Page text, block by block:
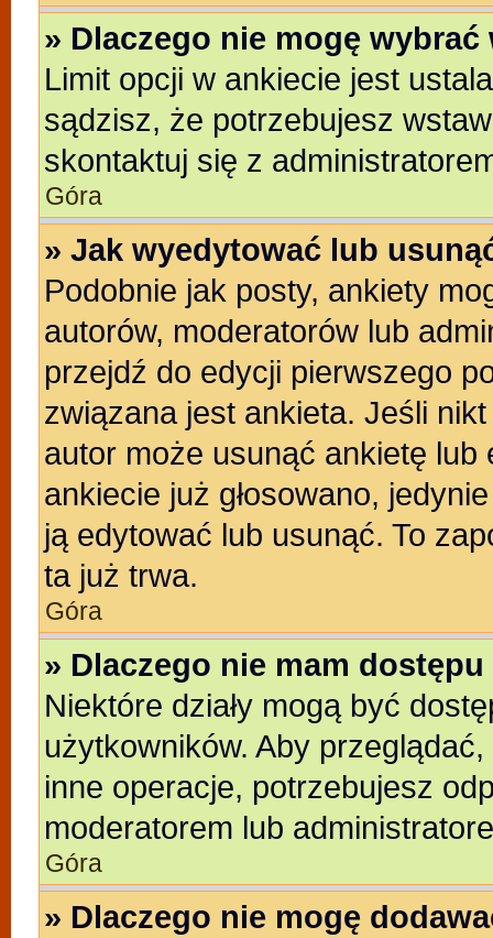
» Dlaczego nie mogę
Limit opcji w ankiecie jest
sądzisz, że potrzebujesz
skontaktuj się z
Góra
» Jak wyedytować lub
Podobnie jak posty, ankiety
autorów, moderatorów lub
przejdź do edycji pierwszego
związana jest ankieta. Jeśli
autor może usunąć ankietę
ankiecie już głosowano,
ją edytować lub usunąć. To
ta już trwa.
Góra
» Dlaczego nie mam dostępu
Niektóre działy mogą być
użytkowników. Aby
inne operacje, potrzebujesz
moderatorem lub
Góra
» Dlaczego nie mogę